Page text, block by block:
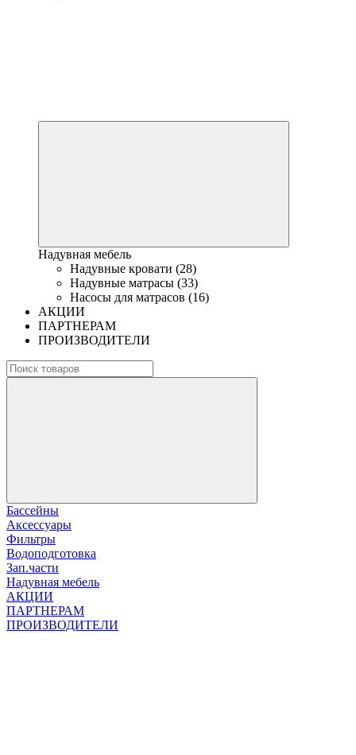
Надувная мебель
Надувные кровати (28)
Надувные матрасы (33)
Насосы для матрасов (16)
АКЦИИ
ПАРТНЕРАМ
ПРОИЗВОДИТЕЛИ
Бассейны
Аксессуары
Фильтры
Водоподготовка
Зап.части
Надувная мебель
АКЦИИ
ПАРТНЕРАМ
ПРОИЗВОДИТЕЛИ